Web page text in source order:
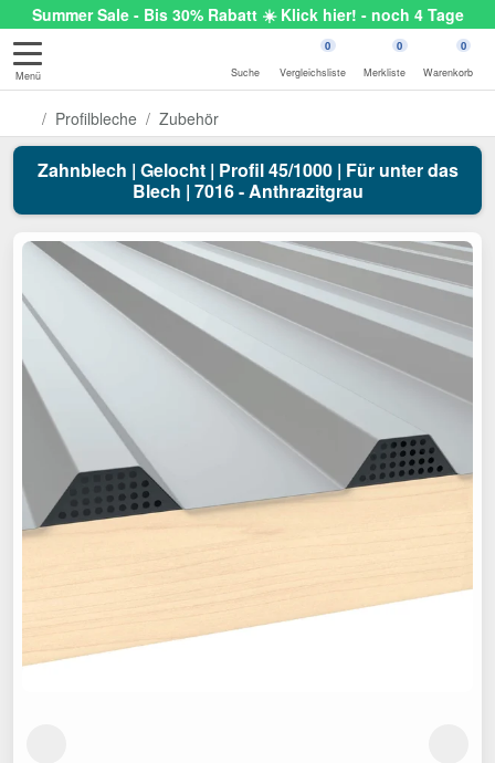
Summer Sale - Bis 30% Rabatt ☀️ Klick hier! - noch 4 Tage
Menü Suche
0
Vergleichsliste
0
Merkliste
0
Warenkorb
Profilbleche Zubehör
Zahnblech | Gelocht | Profil 45/1000 | Für unter das
Blech | 7016 - Anthrazitgrau